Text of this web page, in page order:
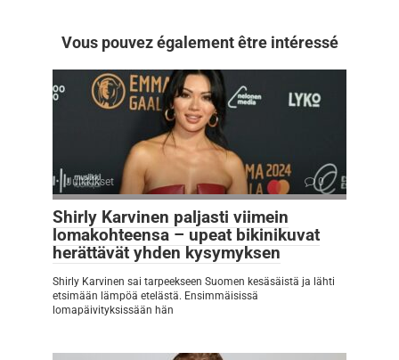
Vous pouvez également être intéressé
Julkkikset 0
Shirly Karvinen paljasti viimein
lomakohteensa – upeat bikinikuvat
herättävät yhden kysymyksen
Shirly Karvinen sai tarpeekseen Suomen kesäsäistä ja lähti
etsimään lämpöä etelästä. Ensimmäisissä
lomapäivityksissään hän